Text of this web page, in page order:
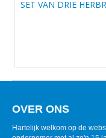
SET VAN DRIE
OVER ONS
Hartelijk welkom op de